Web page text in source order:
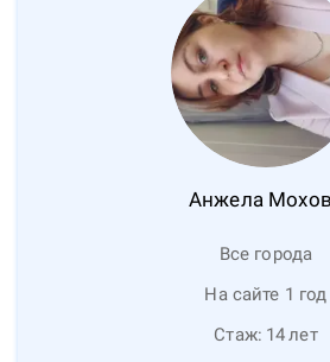
Анжела
Все города
На сайте 1 год
Стаж: 14лет